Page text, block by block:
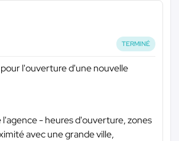
TERMINÉ
l'ouverture d'une nouvelle
l'agence - heures d'ouverture, zones
avec une grande ville,